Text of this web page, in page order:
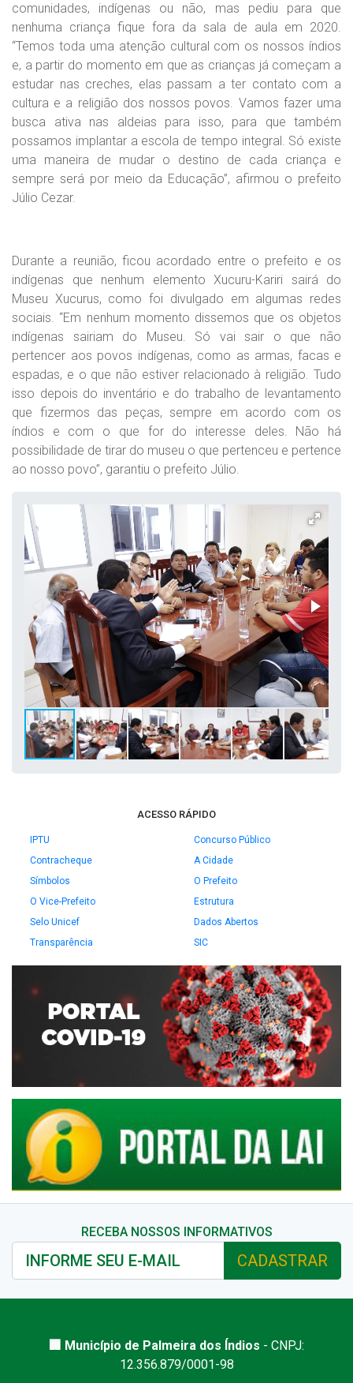
comunidades, indígenas ou não, mas pediu para que
nenhuma criança fique fora da sala de aula em 2020.
“Temos toda uma atenção cultural com os nossos índios
e, a partir do momento em que as crianças já começam a
estudar nas creches, elas passam a ter contato com a
cultura e a religião dos nossos povos. Vamos fazer uma
busca ativa nas aldeias para isso, para que também
possamos implantar a escola de tempo integral. Só existe
uma maneira de mudar o destino de cada criança e
sempre será por meio da Educação”, afirmou o prefeito
Júlio Cezar.
Durante a reunião, ficou acordado entre o prefeito e os
indígenas que nenhum elemento Xucuru-Kariri sairá do
Museu Xucurus, como foi divulgado em algumas redes
sociais. “Em nenhum momento dissemos que os objetos
indígenas sairiam do Museu. Só vai sair o que não
pertencer aos povos indígenas, como as armas, facas e
espadas, e o que não estiver relacionado à religião. Tudo
isso depois do inventário e do trabalho de levantamento
que fizermos das peças, sempre em acordo com os
índios e com o que for do interesse deles. Não há
possibilidade de tirar do museu o que pertenceu e pertence
ao nosso povo”, garantiu o prefeito Júlio.
ACESSO RÁPIDO
IPTU
Concurso Público
Contracheque
A Cidade
Símbolos
O Prefeito
O Vice-Prefeito
Estrutura
Selo Unicef
Dados Abertos
Transparência
SIC
RECEBA NOSSOS INFORMATIVOS
CADASTRAR
🏢 Município de Palmeira dos Índios - CNPJ:
12.356.879/0001-98